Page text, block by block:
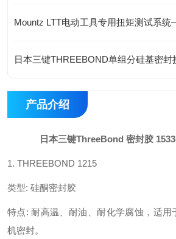
日本三键THREEBOND单组分硅基密封
产品介绍
日本三键ThreeBond 密封胶 1533
1. THREEBOND 1215
类型: 硅酮密封胶
特点: 耐高温、耐油、耐化学腐蚀，适用
机密封。